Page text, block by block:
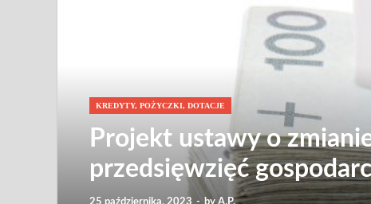
KREDYTY, POŻYCZKI, DOTACJE
Projekt ustawy o
przedsięwzięć